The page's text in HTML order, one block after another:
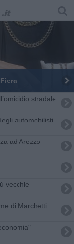
stradale
automobilisti
ad Arezzo
vecchie
di Marchetti